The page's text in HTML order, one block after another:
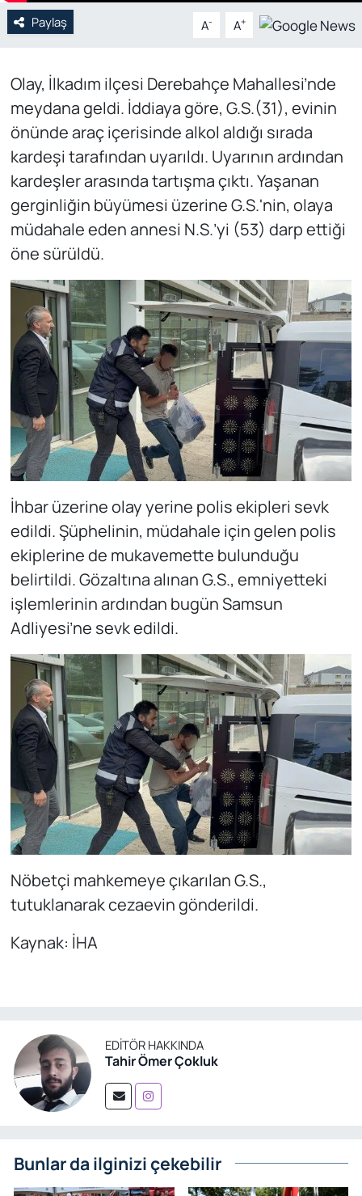
Paylaş A- A+
Olay, İlkadım ilçesi Derebahçe Mahallesi’nde
meydana geldi. İddiaya göre, G.S.(31), evinin
önünde araç içerisinde alkol aldığı sırada
kardeşi tarafından uyarıldı. Uyarının ardından
kardeşler arasında tartışma çıktı. Yaşanan
gerginliğin büyümesi üzerine G.S.'nin, olaya
müdahale eden annesi N.S.’yi (53) darp ettiği
öne sürüldü.
İhbar üzerine olay yerine polis ekipleri sevk
edildi. Şüphelinin, müdahale için gelen polis
ekiplerine de mukavemette bulunduğu
belirtildi. Gözaltına alınan G.S., emniyetteki
işlemlerinin ardından bugün Samsun
Adliyesi’ne sevk edildi.
Nöbetçi mahkemeye çıkarılan G.S.,
tutuklanarak cezaevin gönderildi.
Kaynak: İHA
EDITÖR HAKKINDA
Tahir Ömer Çokluk
Bunlar da ilginizi çekebilir
Spor
Yerel